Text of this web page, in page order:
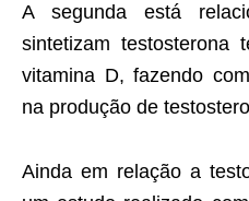
A segunda está
sintetizam testosterona
vitamina D, fazendo
na produção de
Ainda em relação a